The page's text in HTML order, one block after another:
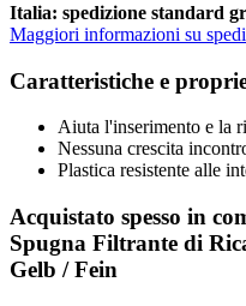
Italia: spedizione standard
Maggiori informazioni su
Caratteristiche e
Aiuta l'inserimento e la
Nessuna crescita
Plastica resistente alle
Acquistato spesso in
Spugna Filtrante di
Gelb / Fein